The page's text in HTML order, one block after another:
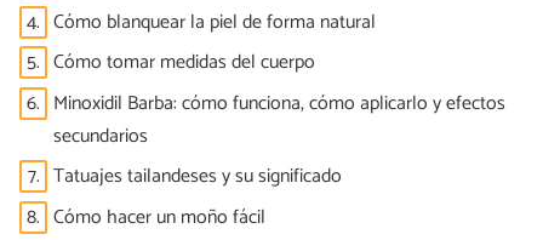
4. Cómo blanquear la piel de forma natural
5. Cómo tomar medidas del cuerpo
6. Minoxidil Barba: cómo funciona, cómo aplicarlo y efectos
secundarios
7. Tatuajes tailandeses y su significado
8. Cómo hacer un moño fácil